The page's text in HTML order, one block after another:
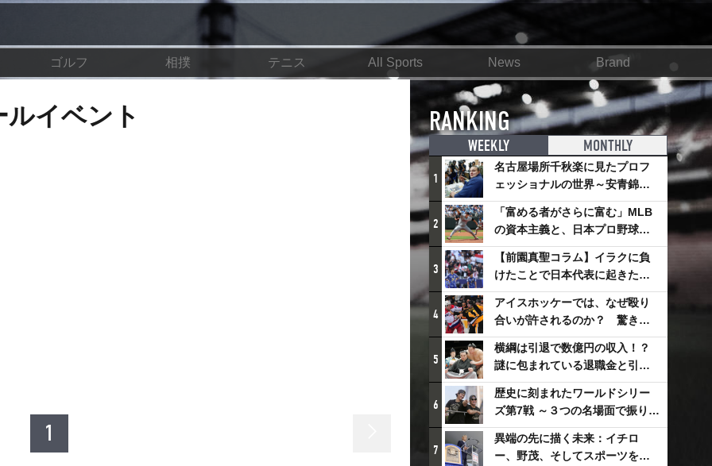
ゴルフ 相撲 テニス All Sports News Brand
イベント
1
RANKING
WEEKLY MONTHLY
1
名古屋場所千秋楽に見たプロフ
ェッショナルの世界～安青錦の
優勝を巡るさまざまなドラマ
2
「富める者がさらに富む」MLB
の資本主義と、日本プロ野球が
踏み出せない一歩
3
【前園真聖コラム】イラクに負
けたことで日本代表に起きたプ
ラスとは
4
アイスホッケーでは、なぜ殴り
合いが許されるのか？ 驚きの
「ファイティング」ルールにつ
いて
5
横綱は引退で数億円の収入！？
謎に包まれている退職金と引退
相撲興行
6
歴史に刻まれたワールドシリー
ズ第7戦 ～３つの名場面で振り返
る～
7
異端の先に描く未来：イチロ
ー、野茂、そしてスポーツを支